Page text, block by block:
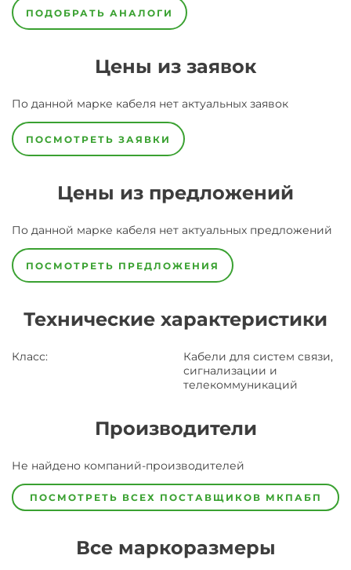
ПОДОБРАТЬ АНАЛОГИ
Цены из заявок
По данной марке кабеля нет актуальных заявок
ПОСМОТРЕТЬ ЗАЯВКИ
Цены из предложений
По данной марке кабеля нет актуальных предложений
ПОСМОТРЕТЬ ПРЕДЛОЖЕНИЯ
Технические характеристики
Класс:
Кабели для систем связи,
сигнализации и
телекоммуникаций
Производители
ЗаводЗавод-
предпочел
скрыть
Не найдено компаний-производителей
ПОСМОТРЕТЬ ВСЕХ ПОСТАВЩИКОВ МКПАБП
Все маркоразмеры